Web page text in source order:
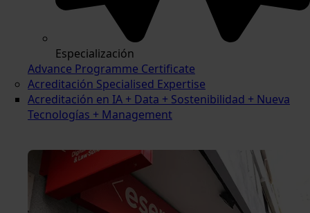
Especialización
Advance Programme Certificate
Acreditación Specialised Expertise
Acreditación en IA + Data + Sostenibilidad + Nueva
Tecnologías + Management